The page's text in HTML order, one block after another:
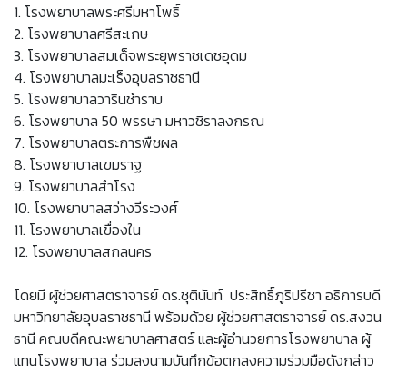
1. โรงพยาบาลพระศรีมหาโพธิ์
2. โรงพยาบาลศรีสะเกษ
3. โรงพยาบาลสมเด็จพระยุพราชเดชอุดม
4. โรงพยาบาลมะเร็งอุบลราชธานี
5. โรงพยาบาลวารินชำราบ
6. โรงพยาบาล 50 พรรษา มหาวชิราลงกรณ
7. โรงพยาบาลตระการพืชผล
8. โรงพยาบาลเขมราฐ
9. โรงพยาบาลสำโรง
10. โรงพยาบาลสว่างวีระวงศ์
11. โรงพยาบาลเขื่องใน
12. โรงพยาบาลสกลนคร
โดยมี ผู้ช่วยศาสตราจารย์ ดร.ชุตินันท์ ประสิทธิ์ภูริปรีชา อธิการบดี
มหาวิทยาลัยอุบลราชธานี พร้อมด้วย ผู้ช่วยศาสตราจารย์ ดร.สงวน
ธานี คณบดีคณะพยาบาลศาสตร์ และผู้อำนวยการโรงพยาบาล ผู้
แทนโรงพยาบาล ร่วมลงนามบันทึกข้อตกลงความร่วมมือดังกล่าว